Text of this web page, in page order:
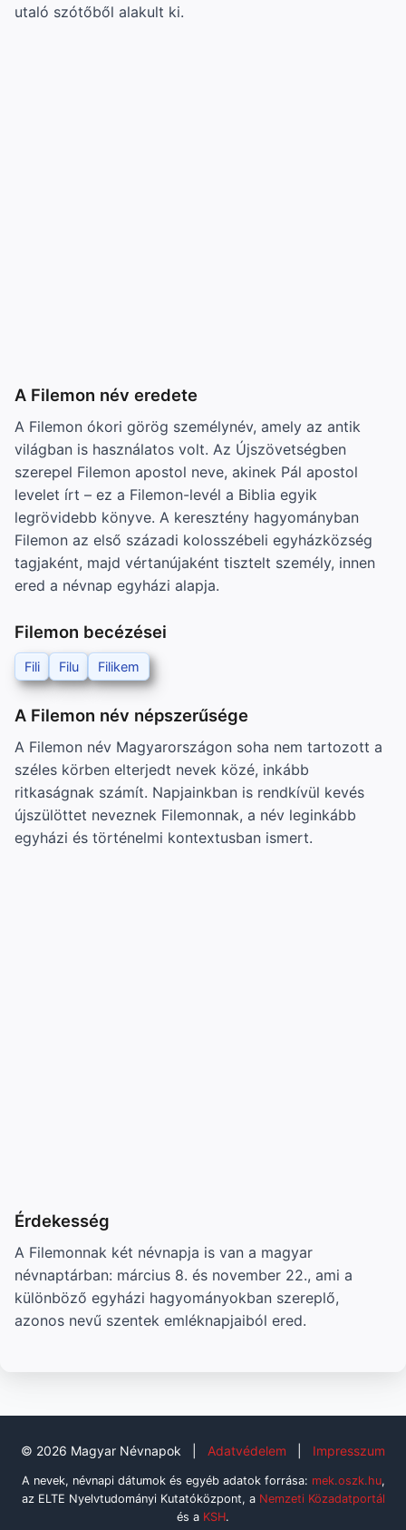
utaló szótőből alakult ki.
A Filemon név eredete
A Filemon ókori görög személynév, amely az antik
világban is használatos volt. Az Újszövetségben
szerepel Filemon apostol neve, akinek Pál apostol
levelet írt – ez a Filemon-levél a Biblia egyik
legrövidebb könyve. A keresztény hagyományban
Filemon az első századi kolosszébeli egyházközség
tagjaként, majd vértanújaként tisztelt személy, innen
ered a névnap egyházi alapja.
Filemon becézései
Fili Filu Filikem
A Filemon név népszerűsége
A Filemon név Magyarországon soha nem tartozott a
széles körben elterjedt nevek közé, inkább
ritkaságnak számít. Napjainkban is rendkívül kevés
újszülöttet neveznek Filemonnak, a név leginkább
egyházi és történelmi kontextusban ismert.
Érdekesség
A Filemonnak két névnapja is van a magyar
névnaptárban: március 8. és november 22., ami a
különböző egyházi hagyományokban szereplő,
azonos nevű szentek emléknapjaiból ered.
© 2026 Magyar Névnapok Adatvédelem Impresszum
A nevek, névnapi dátumok és egyéb adatok forrása: mek.oszk.hu,
az ELTE Nyelvtudományi Kutatóközpont, a Nemzeti Közadatportál
és a KSH.